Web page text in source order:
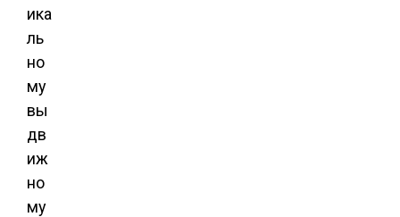
ика
ль
но
му
вы
дв
иж
но
му